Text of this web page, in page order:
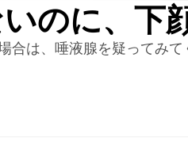
のに、下
合は、唾液腺を疑ってみ